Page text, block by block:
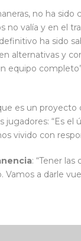
no ha sido
no valía y en el
ha sido
alternativas y
equipo
es un
jugadores: “Es el
vivido con
: “Tener las
a darle